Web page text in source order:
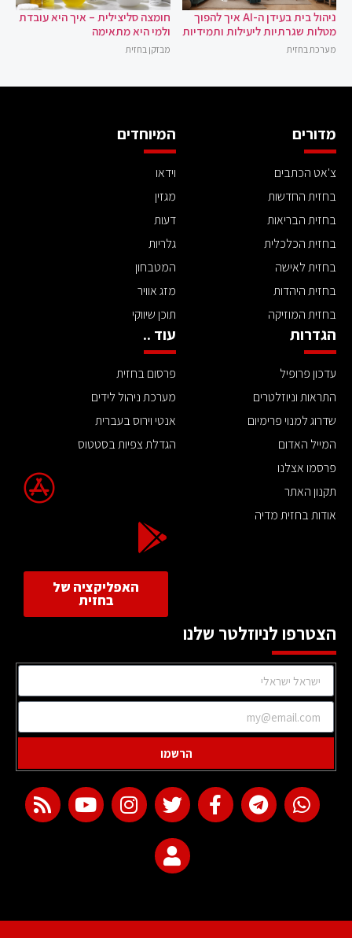
ניהול בית בעידן ה-AI איך להפוך
מטלות שגרתיות ליעילות ותמידיות
מערכת בחזית
חומצה סליצילית – איך היא עובדת
ולמי היא מתאימה
מבזקן בחזית
מדורים
צ'אט הכתבים
בחזית החדשות
בחזית הבריאות
בחזית הכלכלית
בחזית לאישה
בחזית היהדות
בחזית המוזיקה
המיוחדים
וידאו
מגזין
דעות
גלריות
המטבחון
מזג אוויר
תוכן שיווקי
הגדרות
עדכון פרופיל
התראות וניוזלטרים
שדרוג למנוי פרימיום
המייל האדום
פרסמו אצלנו
תקנון האתר
אודות בחזית מדיה
עוד ..
פרסום בחזית
מערכת ניהול לידים
אנטי וירוס בעברית
הגדלת צפיות בסטטוס
האפליקציה של
בחזית
הצטרפו לניוזלטר שלנו
הרשמו